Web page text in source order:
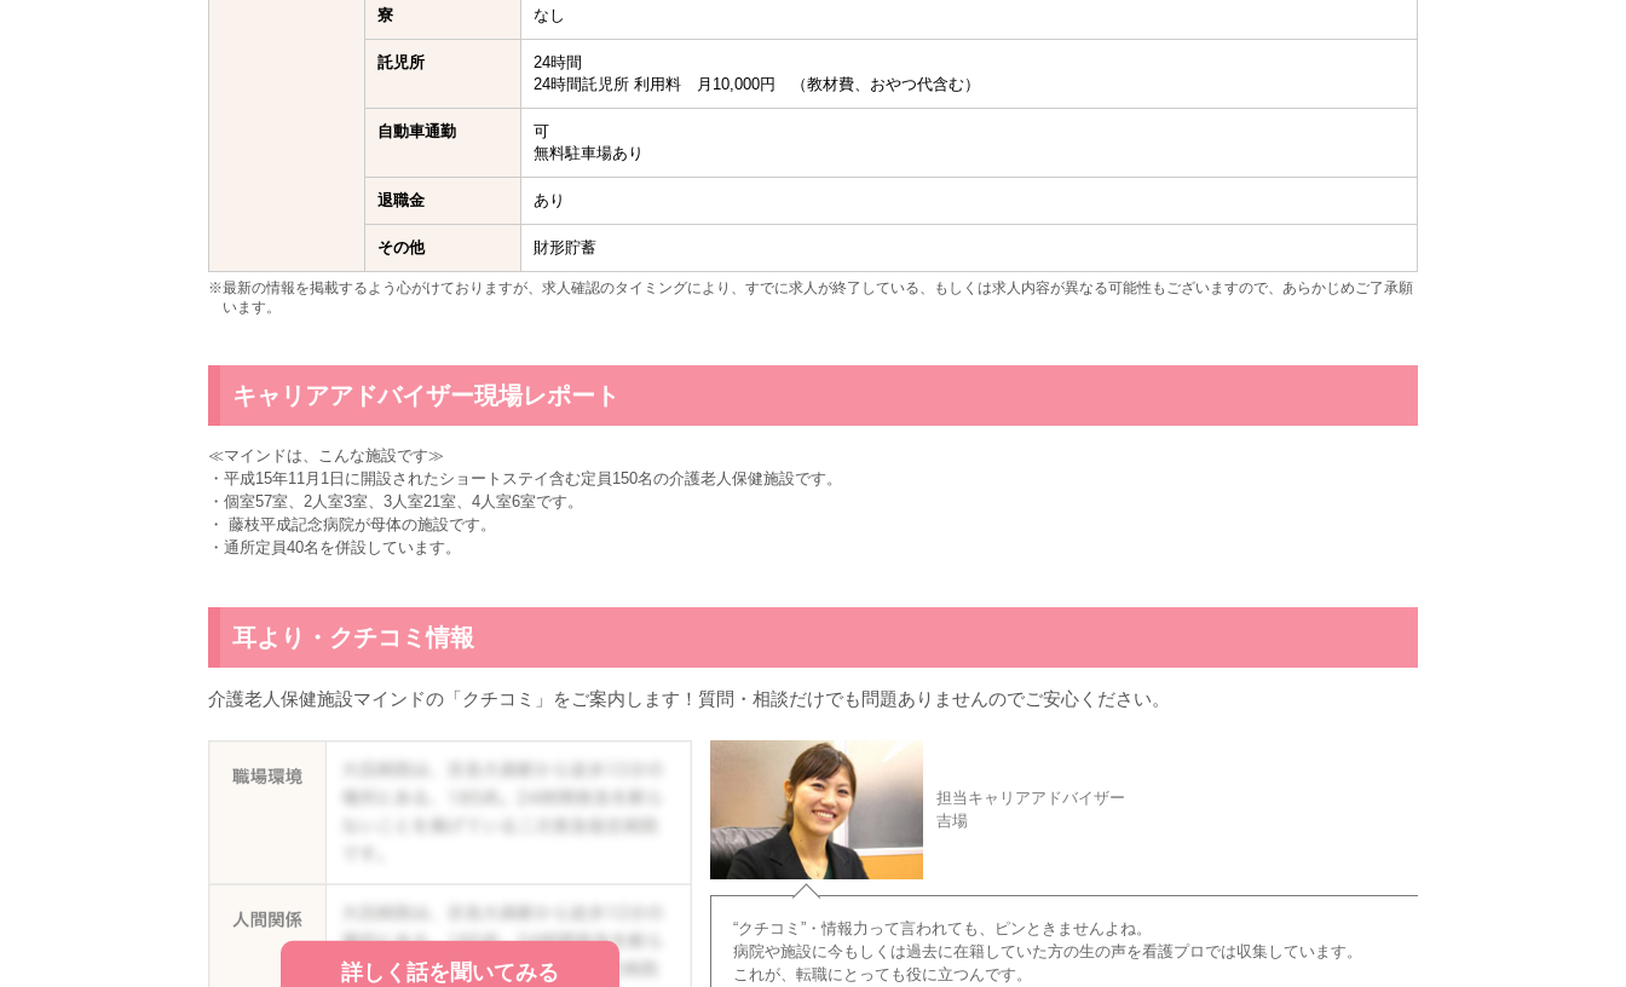
寮 なし
託児所
24時間
24時間託児所 利用料 月10,000円 （教材費、おやつ代含む）
自動車通勤
可
無料駐車場あり
退職金 あり
その他 財形貯蓄
※最新の情報を掲載するよう心がけておりますが、求人確認のタイミングにより、すでに求人が終了している、もしくは求人内容が異なる可能性もございますので、あらかじめご了承願
います。
キャリアアドバイザー現場レポート
≪マインドは、こんな施設です≫
・平成15年11月1日に開設されたショートステイ含む定員150名の介護老人保健施設です。
・個室57室、2人室3室、3人室21室、4人室6室です。
・ 藤枝平成記念病院が母体の施設です。
・通所定員40名を併設しています。
耳より・クチコミ情報
介護老人保健施設マインドの「クチコミ」をご案内します！質問・相談だけでも問題ありませんのでご安心ください。
詳しく話を聞いてみる
担当キャリアアドバイザー
吉場
“クチコミ”・情報力って言われても、ピンときませんよね。
病院や施設に今もしくは過去に在籍していた方の生の声を看護プロでは収集しています。
これが、転職にとっても役に立つんです。